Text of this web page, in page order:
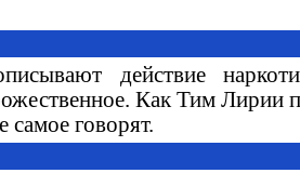
действие
Как Тим Лирии
говорят.